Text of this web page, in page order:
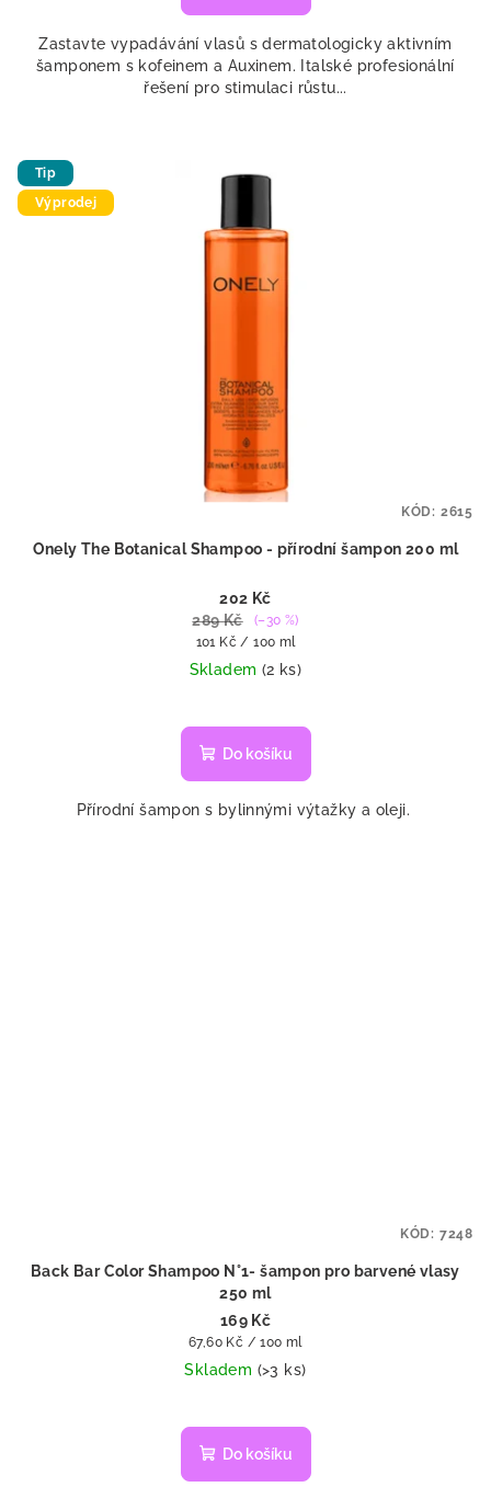
Zastavte vypadávání vlasů s dermatologicky aktivním
šamponem s kofeinem a Auxinem. Italské profesionální
řešení pro stimulaci růstu...
Tip
Výprodej
Onely The Botanical Shampoo - přírodní šampon 200 ml
202 Kč
289 Kč
(–30 %)
Měrná
cena:
101 Kč / 100 ml
Skladem (2 ks)
Do košíku
Přírodní šampon s bylinnými výtažky a oleji.
KÓD: 2615
Back Bar Color Shampoo N°1- šampon pro barvené vlasy
250 ml
169 Kč
Měrná
cena:
67,60 Kč / 100 ml
Skladem (>3 ks)
hodnocení
produktu
Do košíku
KÓD: 7248